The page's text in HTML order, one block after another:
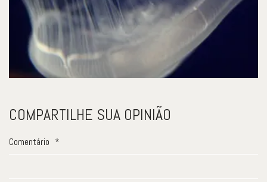
COMPARTILHE SUA OPINIÃO
Comentário *